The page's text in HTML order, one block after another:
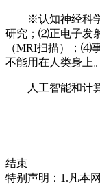
※认知神经科学
研究；⑵正电子发
（MRI扫描）；⑷
不能用在人类身上。
人工智能和计算
结束
特别声明：1.凡本